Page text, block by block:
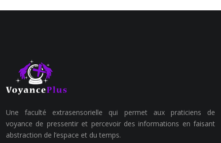
Une faculté extrasensorielle qui permet aux praticiens de
voyance de pressentir et percevoir des informations en faisant
abstraction de l’espace et du temps.